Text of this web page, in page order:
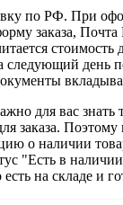
по РФ. При
заказа,
стоимость
следующий день
для вас знать
заказа.
о наличии
"Есть в
на складе и